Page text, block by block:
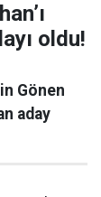
oldu!
Gönen
aday